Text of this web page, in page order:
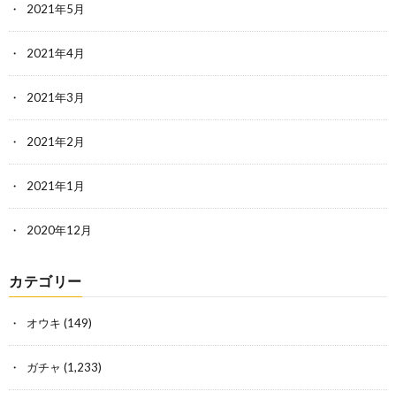
2021年5月
2021年4月
2021年3月
2021年2月
2021年1月
2020年12月
カテゴリー
オウキ (149)
ガチャ (1,233)